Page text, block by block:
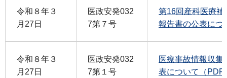
令和８年３
月27日
医政安発032
7第７号
第16回産科医療
報告書の公表につ
令和８年３
月27日
医政安発032
7第１号
医療事故情報収集
表について（PDF